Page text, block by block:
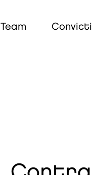
Team